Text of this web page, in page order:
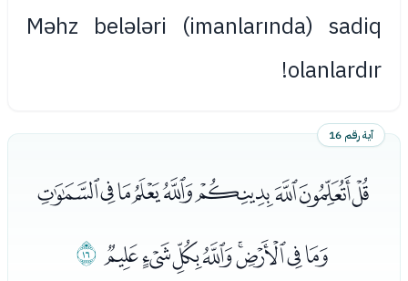
Məhz belələri (imanlarında) sadiq
olanlardır!
آية رقم 16
ﯡﯢﯣﯤﯥﯦﯧﯨﯩ
ﯪﯫﯬﯭﯮﯯﯰﯱﯲ